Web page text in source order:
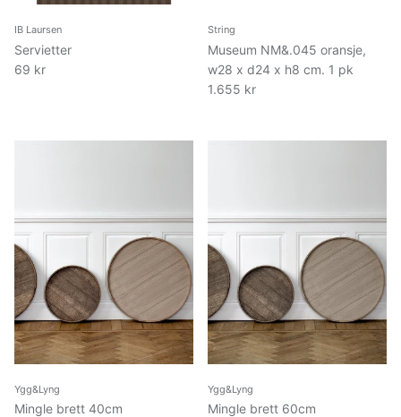
IB Laursen
Servietter
69 kr
String
Museum NM&.045 oransje,
w28 x d24 x h8 cm. 1 pk
1.655 kr
Ygg&Lyng
Mingle brett 40cm
Ygg&Lyng
Mingle brett 60cm